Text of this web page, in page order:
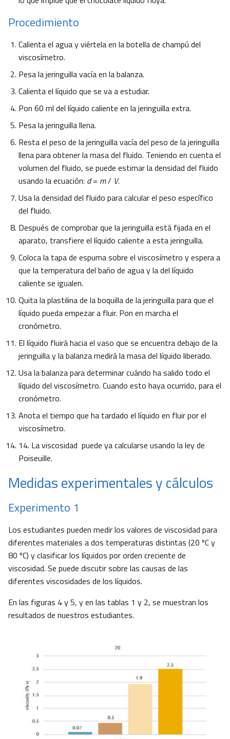
Procedimiento
Calienta el agua y viértela en la botella de champú del
viscosímetro.
Pesa la jeringuilla vacía en la balanza.
Calienta el líquido que se va a estudiar.
Pon 60 ml del líquido caliente en la jeringuilla extra.
Pesa la jeringuilla llena.
Resta el peso de la jeringuilla vacía del peso de la jeringuilla
llena para obtener la masa del fluido. Teniendo en cuenta el
volumen del fluido, se puede estimar la densidad del fluido
usando la ecuación: d= m/ V.
Usa la densidad del fluido para calcular el peso específico
del fluido.
Después de comprobar que la jeringuilla está fijada en el
aparato, transfiere el líquido caliente a esta jeringuilla.
Coloca la tapa de espuma sobre el viscosímetro y espera a
que la temperatura del baño de agua y la del líquido
caliente se igualen.
Quita la plastilina de la boquilla de la jeringuilla para que el
líquido pueda empezar a fluir. Pon en marcha el
cronómetro.
El líquido fluirá hacia el vaso que se encuentra debajo de la
jeringuilla y la balanza medirá la masa del líquido liberado.
Usa la balanza para determinar cuándo ha salido todo el
líquido del viscosímetro. Cuando esto haya ocurrido, para el
cronómetro.
Anota el tiempo que ha tardado el líquido en fluir por el
viscosímetro.
14. La viscosidad puede ya calcularse usando la ley de
Poiseuille.
Medidas experimentales y cálculos
Experimento 1
Los estudiantes pueden medir los valores de viscosidad para
diferentes materiales a dos temperaturas distintas (20 ºC y
80 ºC) y clasificar los líquidos por orden creciente de
viscosidad. Se puede discutir sobre las causas de las
diferentes viscosidades de los líquidos.
En las figuras 4 y 5, y en las tablas 1 y 2, se muestran los
resultados de nuestros estudiantes.